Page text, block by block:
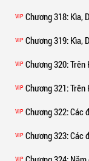
VIP Chương 318: Kìa,
VIP Chương 319: Kìa,
VIP Chương 320:
VIP Chương 321:
VIP Chương 322: Các
VIP Chương 323: Các
VIP